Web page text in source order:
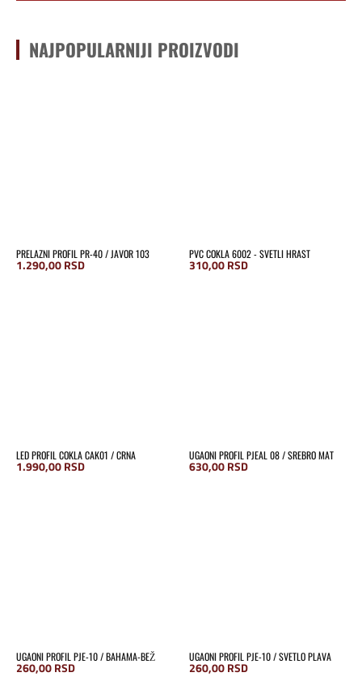
NAJPOPULARNIJI PROIZVODI
PRELAZNI PROFIL PR-40 / JAVOR 103
1.290,00RSD
PVC COKLA 6002 - SVETLI HRAST
310,00RSD
LED PROFIL COKLA CAK01 / CRNA
1.990,00RSD
UGAONI PROFIL PJEAL 08 / SREBRO MAT
630,00RSD
UGAONI PROFIL PJE-10 / BAHAMA-BEŽ
260,00RSD
UGAONI PROFIL PJE-10 / SVETLO PLAVA
260,00RSD